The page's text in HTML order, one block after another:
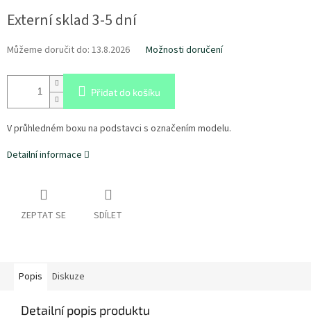
cena:
Externí sklad 3-5 dní
Můžeme doručit do: 13.8.2026 Možnosti doručení
Přidat do košíku
V průhledném boxu na podstavci s označením modelu.
Detailní informace
ZEPTAT SE SDÍLET
Popis Diskuze
Detailní popis produktu